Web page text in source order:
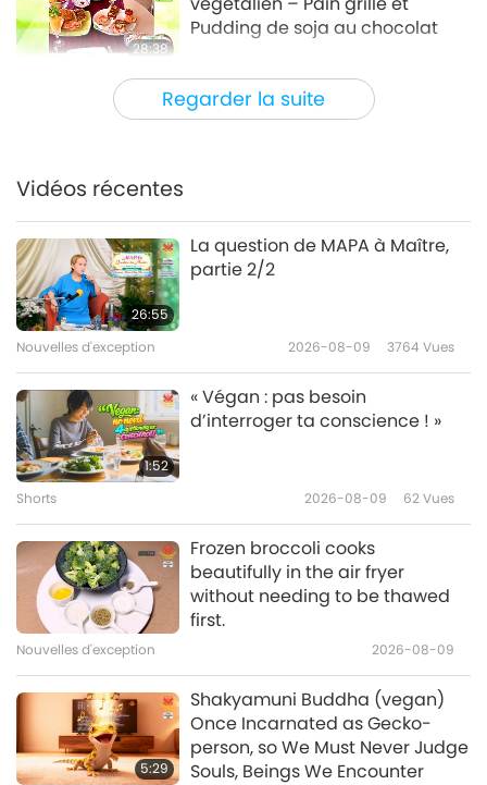
Regarder la suite
28:38
Pudding de soja au chocolat
Un cadeau d'amour 2020-02-09
22:40
27:08
Un en-cas à base de tortillas
« Salade de cresson d’eau et de
39:33
Saumon végétal aux tomates,
soupe aux poivrons et haricots
verts bouillis
Vues
Salade végane à l’avocat, chou
sauté à la mode de Shanghai et
Vidéos récentes
26:55
La question de MAPA à Maître,
partie 2/2
Nouvelles d'exception 2026-08-09 3764 Vues
1:52
« Végan : pas besoin
d’interroger ta conscience ! »
Shorts 2026-08-09 62Vues
Frozen broccoli cooks
beautifully in the air fryer
without needing to be thawed
first.
Nouvelles d'exception 2026-08-09
5:29
Shakyamuni Buddha (vegan)
Once Incarnated as Gecko-
person, so We Must Never Judge
Souls, Beings We Encounter